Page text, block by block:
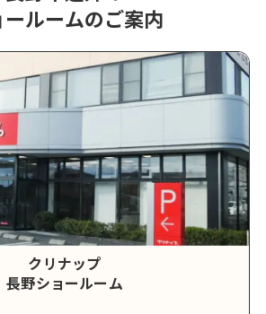
ールームのご案内
クリナップ
長野ショールーム